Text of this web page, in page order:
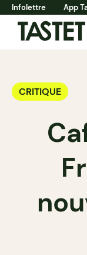
Infolettre App
CRITIQUE